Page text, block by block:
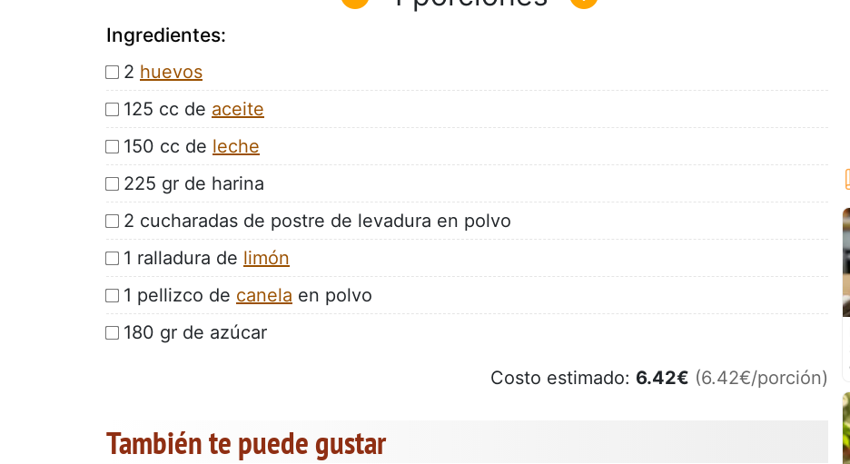
Ingredientes:
2 huevos
125 cc de aceite
150 cc de leche
225 gr de harina
2 cucharadas de postre de levadura en polvo
1 ralladura de limón
1 pellizco de canela en polvo
180 gr de azúcar
Costo estimado: 6.42€ (6.42€/porción)
También te puede gustar